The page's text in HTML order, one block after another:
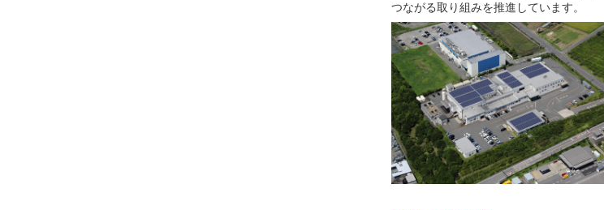
つながる取り組みを推進しています。